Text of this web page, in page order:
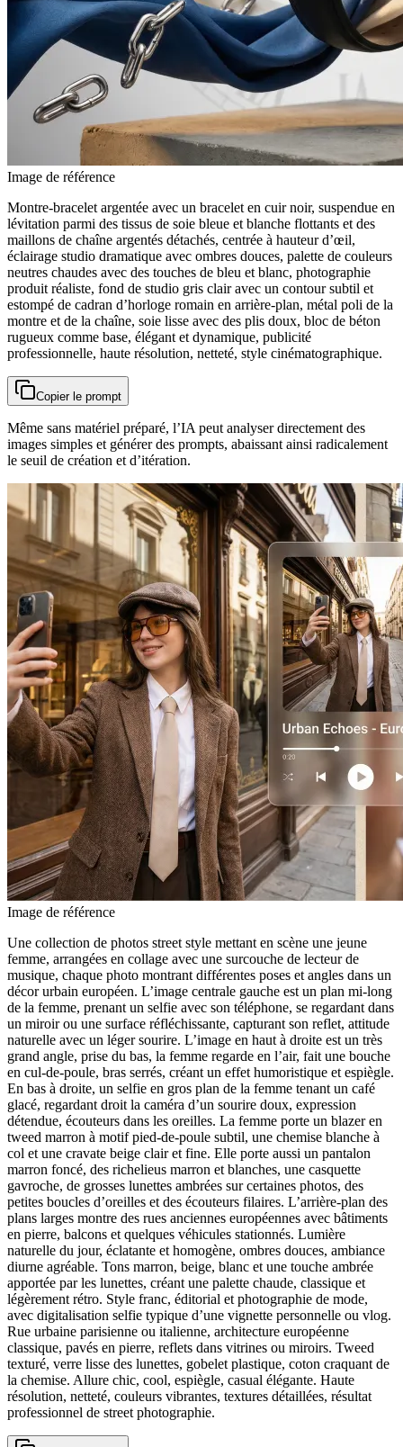
Image de référence
Montre-bracelet argentée avec un bracelet en cuir noir, suspendue en
lévitation parmi des tissus de soie bleue et blanche flottants et des
maillons de chaîne argentés détachés, centrée à hauteur d’œil,
éclairage studio dramatique avec ombres douces, palette de couleurs
neutres chaudes avec des touches de bleu et blanc, photographie
produit réaliste, fond de studio gris clair avec un contour subtil et
estompé de cadran d’horloge romain en arrière-plan, métal poli de la
montre et de la chaîne, soie lisse avec des plis doux, bloc de béton
rugueux comme base, élégant et dynamique, publicité
professionnelle, haute résolution, netteté, style cinématographique.
Copier le prompt
Même sans matériel préparé, l’IA peut analyser directement des
images simples et générer des prompts, abaissant ainsi radicalement
le seuil de création et d’itération.
Image de référence
Une collection de photos street style mettant en scène une jeune
femme, arrangées en collage avec une surcouche de lecteur de
musique, chaque photo montrant différentes poses et angles dans un
décor urbain européen. L’image centrale gauche est un plan mi-long
de la femme, prenant un selfie avec son téléphone, se regardant dans
un miroir ou une surface réfléchissante, capturant son reflet, attitude
naturelle avec un léger sourire. L’image en haut à droite est un très
grand angle, prise du bas, la femme regarde en l’air, fait une bouche
en cul-de-poule, bras serrés, créant un effet humoristique et espiègle.
En bas à droite, un selfie en gros plan de la femme tenant un café
glacé, regardant droit la caméra d’un sourire doux, expression
détendue, écouteurs dans les oreilles. La femme porte un blazer en
tweed marron à motif pied-de-poule subtil, une chemise blanche à
col et une cravate beige clair et fine. Elle porte aussi un pantalon
marron foncé, des richelieus marron et blanches, une casquette
gavroche, de grosses lunettes ambrées sur certaines photos, des
petites boucles d’oreilles et des écouteurs filaires. L’arrière-plan des
plans larges montre des rues anciennes européennes avec bâtiments
en pierre, balcons et quelques véhicules stationnés. Lumière
naturelle du jour, éclatante et homogène, ombres douces, ambiance
diurne agréable. Tons marron, beige, blanc et une touche ambrée
apportée par les lunettes, créant une palette chaude, classique et
légèrement rétro. Style franc, éditorial et photographie de mode,
avec digitalisation selfie typique d’une vignette personnelle ou vlog.
Rue urbaine parisienne ou italienne, architecture européenne
classique, pavés en pierre, reflets dans vitrines ou miroirs. Tweed
texturé, verre lisse des lunettes, gobelet plastique, coton craquant de
la chemise. Allure chic, cool, espiègle, casual élégante. Haute
résolution, netteté, couleurs vibrantes, textures détaillées, résultat
professionnel de street photographie.